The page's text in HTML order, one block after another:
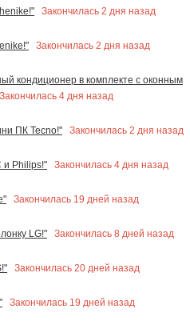
Закончилась 2 дня назад
Закончилась 2 дня назад
кондиционер в комплекте с оконным
Закончилась 4 дня назад
ПК Tecno!"
Закончилась 2 дня назад
и Philips!"
Закончилась 4 дня назад
Закончилась 19 дней назад
LG!"
Закончилась 8 дней назад
Закончилась 20 дней назад
Закончилась 19 дней назад